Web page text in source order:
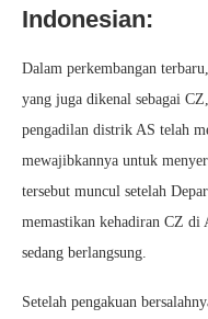
Indonesian:
Dalam perkembangan
yang juga dikenal sebagai
pengadilan distrik AS telah
mewajibkannya untuk
tersebut muncul setelah
memastikan kehadiran CZ di
sedang berlangsung.
Setelah pengakuan